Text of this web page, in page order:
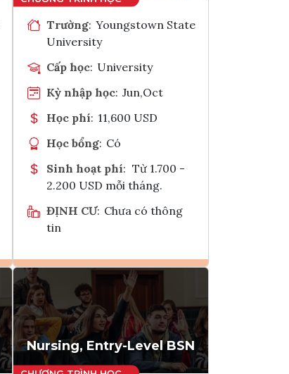
Trường: Youngstown State
University
Cấp học: University
Kỳ nhập học: Jun,Oct
Học phí: 11,600 USD
Học bổng: Có
Sinh hoạt phí: Từ 1.700 -
2.200 USD mỗi tháng.
ĐỊNH CƯ: Chưa có thông
tin
Ghi danh
Tham vấn Interlink
Nursing, Entry-Level BSN